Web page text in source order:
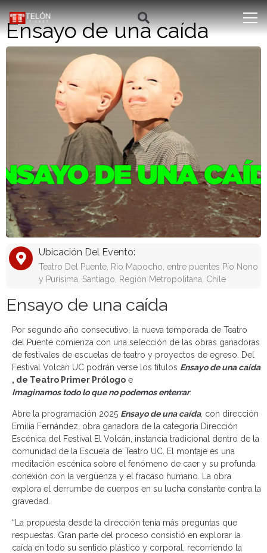
Ensayo de una caída
Ubicación Del Evento:
Teatro Del Puente, Río Mapocho, entre puentes Pío Nono
y Purísima, Santiago, Región Metropolitana, Chile
Ensayo de una caída
Por segundo año consecutivo, la nueva temporada de Teatro
del Puente comienza con una selección de las obras ganadoras
de festivales de escuelas de teatro y proyectos de egreso. Del
Festival Volcán UC podrán verse los títulos Ensayo de una caída
, de Teatro Primer Prólogo e
Imaginamos todo lo que no podemos enterrar.
Abre la programación 2025 Ensayo de una caída, con dirección
Emilia Fernández, obra ganadora de la categoría Dirección
Escénica del Festival El Volcán, instancia tradicional dentro de la
comunidad de la Escuela de Teatro UC. El montaje es una
meditación escénica sobre el fenómeno de caer y su profunda
conexión con la vergüenza y el fracaso humano. La obra
explora el derrumbe de cuerpos en su lucha constante contra la
gravedad.
“La propuesta desde la dirección tenía más preguntas que
respuestas. Gran parte del proceso consistió en explorar la
caída en todo su sentido plástico y corporal, recorriendo la